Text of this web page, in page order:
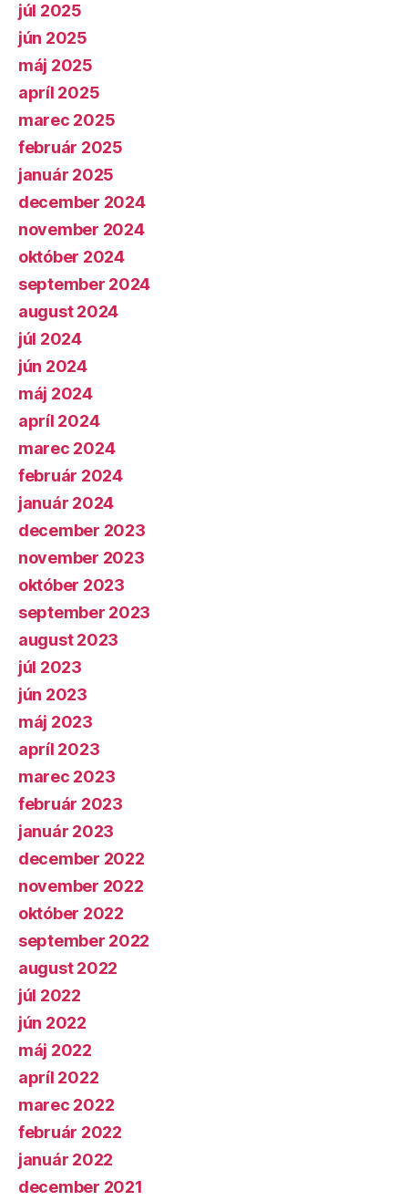
júl 2025
jún 2025
máj 2025
apríl 2025
marec 2025
február 2025
január 2025
december 2024
november 2024
október 2024
september 2024
august 2024
júl 2024
jún 2024
máj 2024
apríl 2024
marec 2024
február 2024
január 2024
december 2023
november 2023
október 2023
september 2023
august 2023
júl 2023
jún 2023
máj 2023
apríl 2023
marec 2023
február 2023
január 2023
december 2022
november 2022
október 2022
september 2022
august 2022
júl 2022
jún 2022
máj 2022
apríl 2022
marec 2022
február 2022
január 2022
december 2021